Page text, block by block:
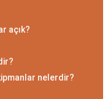
açık?
nelerdir?